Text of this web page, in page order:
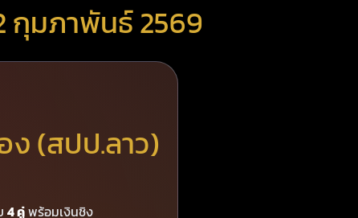
กุมภาพันธ์ 2569
ง (สปป.ลาว)
4 คู่พร้อมเงินชิง